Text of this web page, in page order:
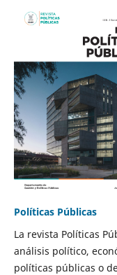
Políticas Públicas
La revista Políticas
análisis político,
políticas públicas o